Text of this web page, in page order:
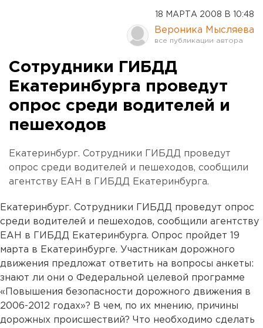
18 МАРТА 2008 В 10:48
Вероника Мысляева
Сотрудники ГИБДД
Екатеринбурга проведут
опрос среди водителей и
пешеходов
Екатеринбург. Сотрудники ГИБДД проведут
опрос среди водителей и пешеходов, сообщили
агентству ЕАН в ГИБДД Екатеринбурга.
Екатеринбург. Сотрудники ГИБДД проведут опрос
среди водителей и пешеходов, сообщили агентству
ЕАН в ГИБДД Екатеринбурга. Опрос пройдет 19
марта в Екатеринбурге. Участникам дорожного
движения предложат ответить на вопросы анкеты:
знают ли они о Федеральной целевой программе
«Повышения безопасности дорожного движения в
2006-2012 годах»? В чем, по их мнению, причины
дорожных происшествий? Что необходимо сделать